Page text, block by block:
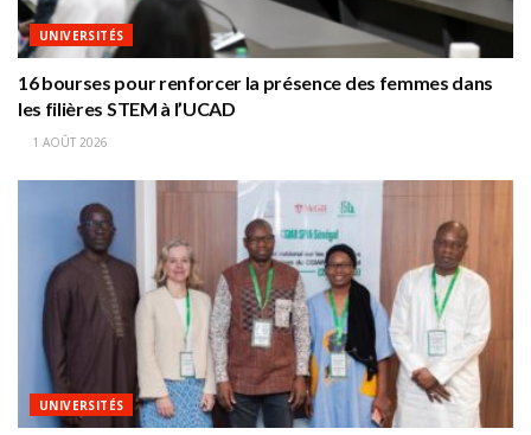
UNIVERSITÉS
16 bourses pour renforcer la présence des femmes dans
les filières STEM à l’UCAD
1 AOÛT 2026
UNIVERSITÉS